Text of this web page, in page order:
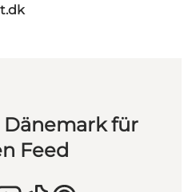
Dänemark für
Feed